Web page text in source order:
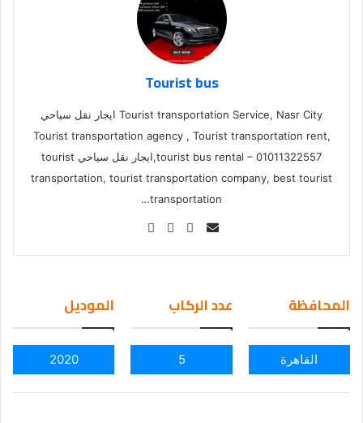
Tourist bus
Tourist transportation Service, Nasr City ايجار نقل سياحي
Tourist transportation agency , Tourist transportation rent,
tourist bus rental – 01011322557,ايجار نقل سياحي tourist
transportation, tourist transportation company, best tourist
transportation…
Se
ail
المحافظة
القاهرة
عدد الركاب
5
الموديل
2020